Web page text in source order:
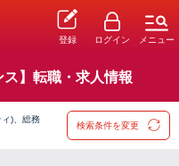
登録 ログイン メニュー
ス】転職・求人情報
)、総務
検索条件を変更